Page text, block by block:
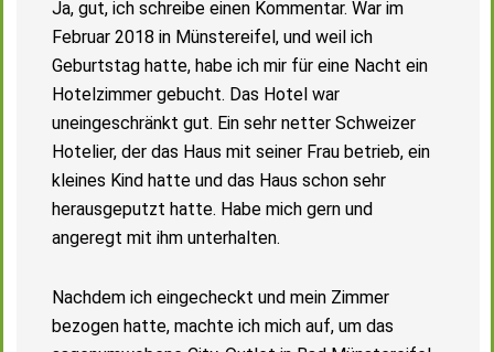
Ja, gut, ich schreibe einen Kommentar. War im
Februar 2018 in Münstereifel, und weil ich
Geburtstag hatte, habe ich mir für eine Nacht ein
Hotelzimmer gebucht. Das Hotel war
uneingeschränkt gut. Ein sehr netter Schweizer
Hotelier, der das Haus mit seiner Frau betrieb, ein
kleines Kind hatte und das Haus schon sehr
herausgeputzt hatte. Habe mich gern und
angeregt mit ihm unterhalten.
Nachdem ich eingecheckt und mein Zimmer
bezogen hatte, machte ich mich auf, um das